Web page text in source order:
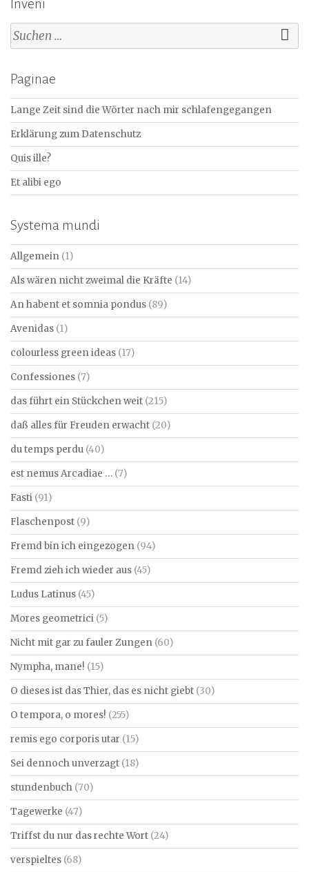
Inveni
Suchen
nach:
Paginae
Lange Zeit sind die Wörter nach mir schlafengegangen
Erklärung zum Datenschutz
Quis ille?
Et alibi ego
Systema mundi
Allgemein (1)
Als wären nicht zweimal die Kräfte (14)
An habent et somnia pondus (89)
Avenidas (1)
colourless green ideas (17)
Confessiones (7)
das führt ein Stückchen weit (215)
daß alles für Freuden erwacht (20)
du temps perdu (40)
est nemus Arcadiae … (7)
Fasti (91)
Flaschenpost (9)
Fremd bin ich eingezogen (94)
Fremd zieh ich wieder aus (45)
Ludus Latinus (45)
Mores geometrici (5)
Nicht mit gar zu fauler Zungen (60)
Nympha, mane! (15)
O dieses ist das Thier, das es nicht giebt (30)
O tempora, o mores! (255)
remis ego corporis utar (15)
Sei dennoch unverzagt (18)
stundenbuch (70)
Tagewerke (47)
Triffst du nur das rechte Wort (24)
verspieltes (68)